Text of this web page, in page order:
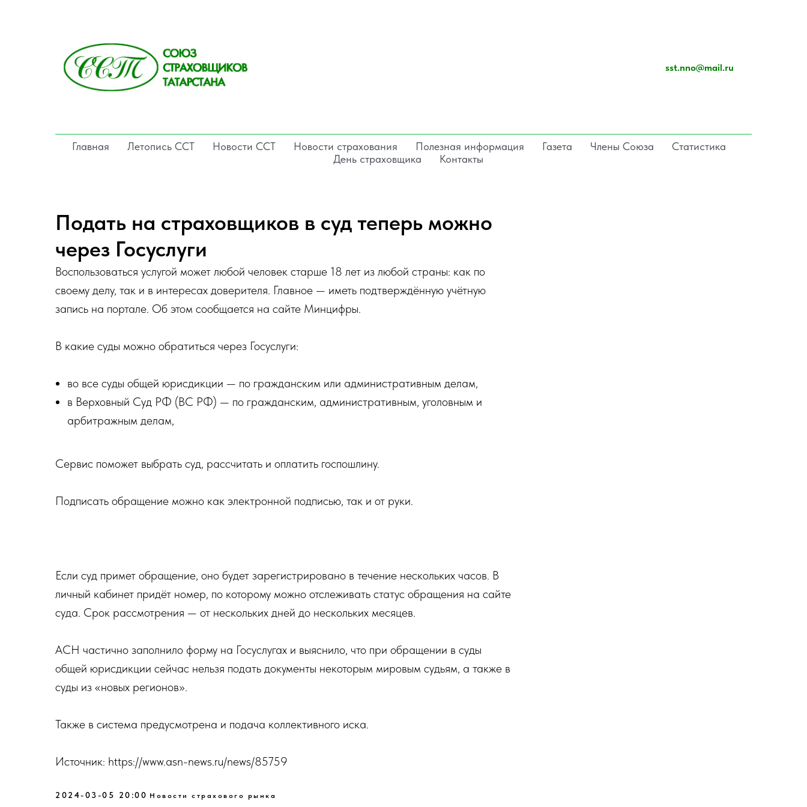
sst.nno@mail.ru
Главная Летопись ССТ Новости ССТ Новости страхования Полезная информация Газета Члены Союза
Статистика
День страховщика
Контакты
Подать на страховщиков в суд теперь можно
через Госуслуги
Воспользоваться услугой может любой человек старше 18 лет из любой страны: как по
своему делу, так и в интересах доверителя. Главное — иметь подтверждённую учётную
запись на портале. Об этом сообщается на сайте Минцифры.
В какие суды можно обратиться через Госуслуги:
во все суды общей юрисдикции — по гражданским или административным делам,
в Верховный Суд РФ (ВС РФ) — по гражданским, административным, уголовным и
арбитражным делам,
Сервис поможет выбрать суд, рассчитать и оплатить госпошлину.
Подписать обращение можно как электронной подписью, так и от руки.
Если суд примет обращение, оно будет зарегистрировано в течение нескольких часов. В
личный кабинет придёт номер, по которому можно отслеживать статус обращения на сайте
суда. Срок рассмотрения — от нескольких дней до нескольких месяцев.
АСН частично заполнило форму на Госуслугах и выяснило, что при обращении в суды
общей юрисдикции сейчас нельзя подать документы некоторым мировым судьям, а также в
суды из «новых регионов».
Также в система предусмотрена и подача коллективного иска.
Источник: https://www.asn-news.ru/news/85759
2024-03-05 20:00 Новости страхового рынка